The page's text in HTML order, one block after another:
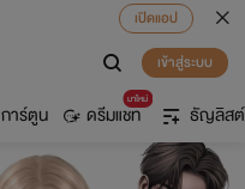
เปิดแอป
เข้าสู่ระบบ
การ์ตูน
มาใหม่
ดรีมแชท ธัญลิสต์